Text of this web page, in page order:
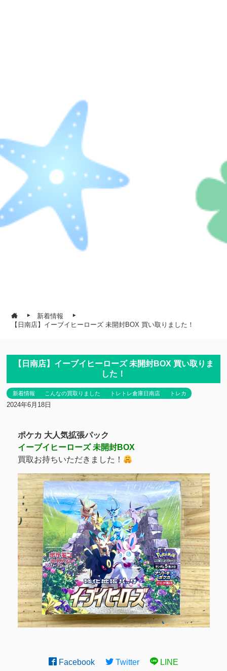
新着情報
【日南店】イーブイヒーローズ 未開封BOX 買い取りました！
【日南店】イーブイヒーローズ 未開封BOX 買い取りま
した！
新着情報 こんなの買取りました トレトレ倉庫日南店 トレカ
2024年6月18日
ポケカ 大人気拡張パック
イーブイヒーローズ 未開封BOX
買取お持ちいただきました！
Facebook Twitter LINE